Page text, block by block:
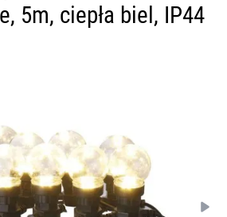
5m, ciepła biel, IP44